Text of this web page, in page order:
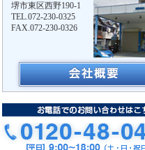
堺市東区西野190-1
TEL.072-230-0325
FAX.072-230-0326